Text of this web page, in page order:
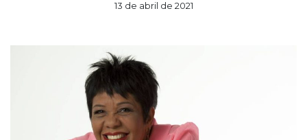
13 de abril de 2021